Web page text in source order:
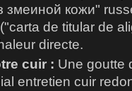
змеиной кожи"
("carta de titular de
directe.
cuir : Une goutte
entretien cuir